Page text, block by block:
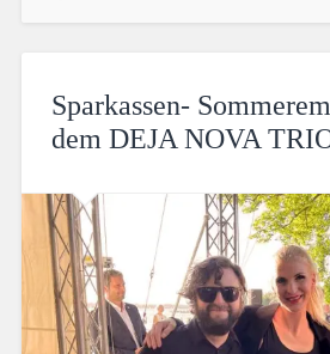
Sparkassen-
dem DEJA NOVA